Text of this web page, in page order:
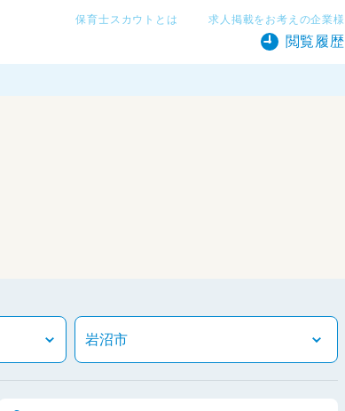
保育士スカウトとは 求人掲載をお考えの企業様
閲覧履歴